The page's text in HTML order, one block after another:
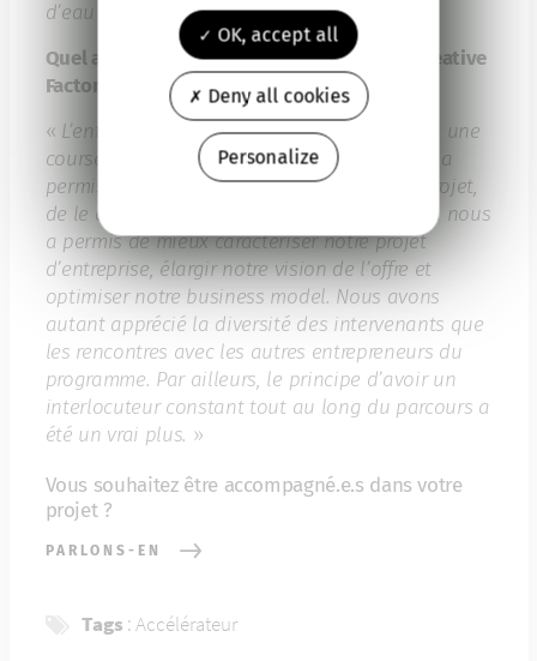
d’eau potable.
»
Quel a été l’impact de l’accompagnement Creative
Factory Selection ?
« L’entrepreneuriat peut parfois ressembler à une
course contre la montre. L’accélérateur nous a
permis de prendre de la hauteur sur notre projet,
de le challenger en toute bienveillance. Cela nous
a permis de mieux caractériser notre projet
d’entreprise, élargir notre vision de l’offre et
optimiser notre business model. Nous avons
autant apprécié la diversité des intervenants que
les rencontres avec les autres entrepreneurs du
programme. Par ailleurs, le principe d’avoir un
interlocuteur constant tout au long du parcours a
été un vrai plus. »
Vous souhaitez être accompagné.e.s dans votre
projet ?
PARLONS-EN
Tags :Accélérateur
OK, accept all
Deny all cookies
Personalize